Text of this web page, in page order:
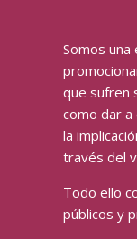
Somos
que sufren
como dar
la
través del
Todo ello
públicos y